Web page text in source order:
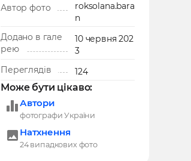
Автор фото
roksolana.bara
n
Додано в гале
рею
10 червня 202
3
Переглядів
124
Може бути цікаво:
Автори
фотографи України
Натхнення
24 випадкових фото